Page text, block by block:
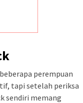
perempuan
tapi setelah periksa
sendiri memang